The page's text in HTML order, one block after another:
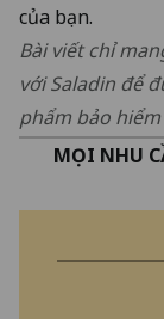
của bạn.
Bài viết chỉ
với Saladin để
phẩm bảo
MỌI NHU